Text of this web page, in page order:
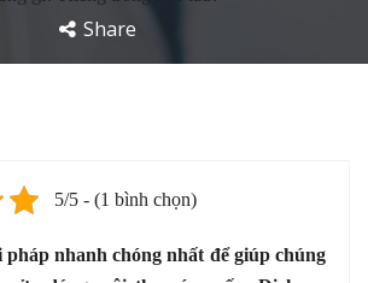
Share
5/5 - (1 bình chọn)
nhanh chóng nhất để giúp chúng